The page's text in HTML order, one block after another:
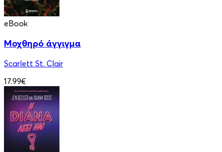
eBook
Μοχθηρό άγγιγμα
Scarlett St. Clair
17.99€